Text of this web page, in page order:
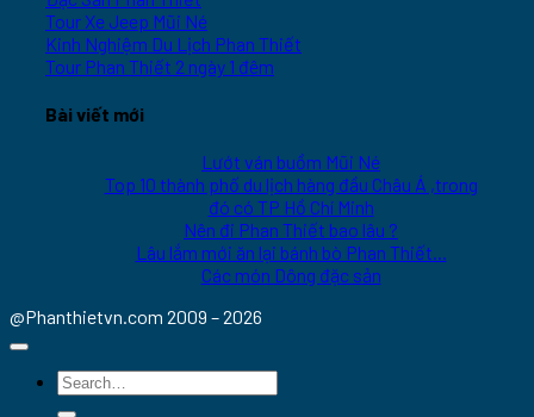
Tour Xe Jeep Mũi Né
Kinh Nghiệm Du Lịch Phan Thiết
Tour Phan Thiết 2 ngày 1 đêm
Bài viết mới
Lướt ván buồm Mũi Né
Top 10 thành phố du lịch hàng đầu Châu Á ,trong
đó có TP Hồ Chí Minh
Nên đi Phan Thiết bao lâu ?
Lâu lắm mới ăn lại bánh bò Phan Thiết...
Các món Dông đặc sản
@Phanthietvn.com 2009 – 2026